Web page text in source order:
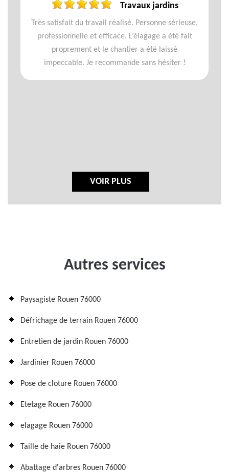
Travaux jardins
Très satisfait du travail réalisé. Personne sérieuse,
professionnelle et efficace. L’élagage a été fait
proprement et le chantier a été laissé
impeccable. Je recommande sans hésiter !
VOIR PLUS
Autres services
Paysagiste Rouen 76000
Défrichage de terrain Rouen 76000
Entretien de jardin Rouen 76000
Jardinier Rouen 76000
Pose de cloture Rouen 76000
Etetage Rouen 76000
elagage Rouen 76000
Taille de haie Rouen 76000
Abattage d'arbres Rouen 76000